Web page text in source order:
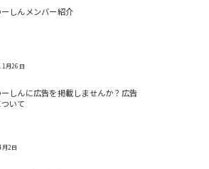
しんメンバー紹介
月26日
しんに広告を掲載しませんか？広告
いて
2日